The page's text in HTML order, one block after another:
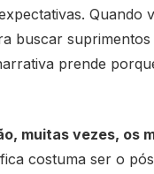
Quando
buscar
prende
muitas vezes, os
costuma ser o